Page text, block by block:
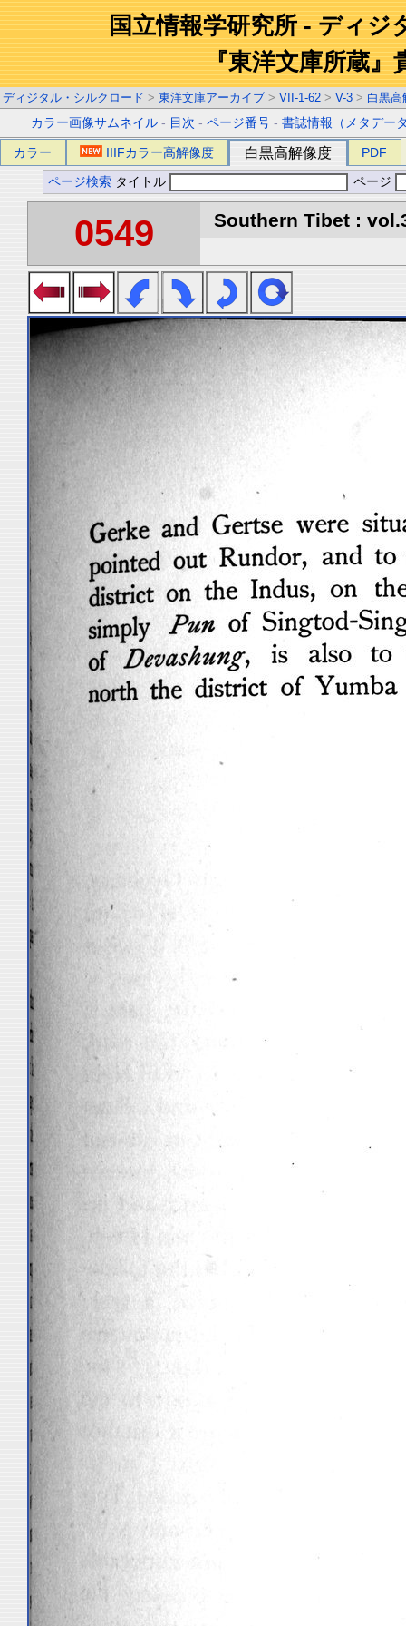
国立情報学研究所 - ディジ
『東洋文庫所蔵』
ディジタル・シルクロード > 東洋文庫アーカイブ > VII-1-62 > V-3 > 白黒高
カラー画像サムネイル - 目次 -ページ番号 -書誌情報（メタデー
カラー IIIFカラー高解像度 白黒高解像度 PDF
ページ検索 タイトル ページ
0549 Southern Tibet :